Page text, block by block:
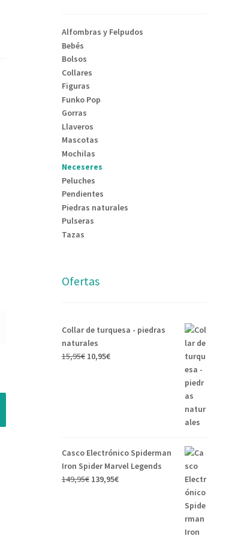
Alfombras y Felpudos
Bebés
Bolsos
Collares
Figuras
Funko Pop
Gorras
Llaveros
Mascotas
Mochilas
Neceseres
Peluches
Pendientes
Piedras naturales
Pulseras
Tazas
Ofertas
Collar de turquesa - piedras
naturales
15,95€ 10,95€
Casco Electrónico Spiderman
Iron Spider Marvel Legends
149,95€ 139,95€